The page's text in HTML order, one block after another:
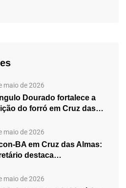
maio de 2026
Dourado fortalece a
do forró em Cruz das…
maio de 2026
BA em Cruz das Almas:
destaca
maio de 2026